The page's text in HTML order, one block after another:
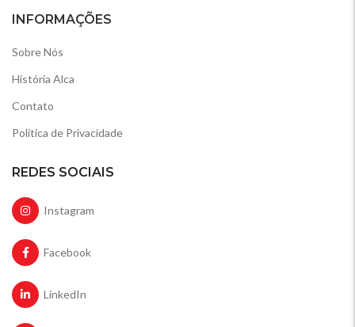
INFORMAÇÕES
Sobre Nós
História Alca
Contato
Política de Privacidade
REDES SOCIAIS
Instagram
Facebook
LinkedIn